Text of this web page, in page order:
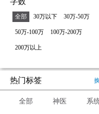
全部 30万以下 30万-50万
50万-100万 100万-200万
200万以上
热门标签
全部 神医 系